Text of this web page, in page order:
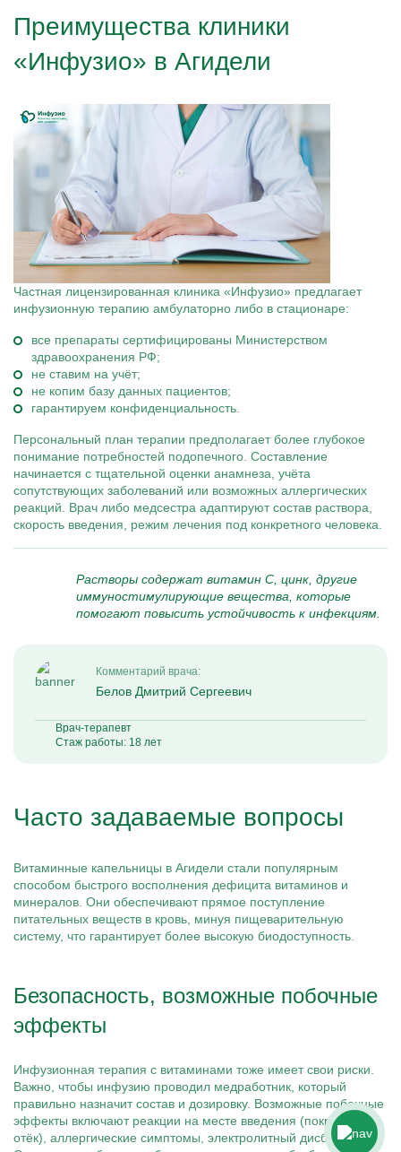
Преимущества клиники
«Инфузио» в Агидели
Частная лицензированная клиника «Инфузио» предлагает
инфузионную терапию амбулаторно либо в стационаре:
все препараты сертифицированы Министерством
здравоохранения РФ;
не ставим на учёт;
не копим базу данных пациентов;
гарантируем конфиденциальность.
Персональный план терапии предполагает более глубокое
понимание потребностей подопечного. Составление
начинается с тщательной оценки анамнеза, учёта
сопутствующих заболеваний или возможных аллергических
реакций. Врач либо медсестра адаптируют состав раствора,
скорость введения, режим лечения под конкретного человека.
Растворы содержат витамин С, цинк, другие
иммуностимулирующие вещества, которые
помогают повысить устойчивость к инфекциям.
Комментарий врача:
Белов Дмитрий Сергеевич
Врач-терапевт
Стаж работы: 18 лет
Часто задаваемые вопросы
Витаминные капельницы в Агидели стали популярным
способом быстрого восполнения дефицита витаминов и
минералов. Они обеспечивают прямое поступление
питательных веществ в кровь, минуя пищеварительную
систему, что гарантирует более высокую биодоступность.
Безопасность, возможные побочные
эффекты
Инфузионная терапия с витаминами тоже имеет свои риски.
Важно, чтобы инфузию проводил медработник, который
правильно назначит состав и дозировку. Возможные побочные
эффекты включают реакции на месте введения (покраснение,
отёк), аллергические симптомы, электролитный дисбаланс.